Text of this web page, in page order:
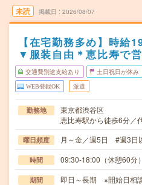
未読 掲載日 2026/08/07
【在宅勤務多め】時給
▼服装自由＊恵比寿で
交通費別途支給あり 土日祝日が休み
WEB登録OK 派遣
勤務地
東京都渋谷区
恵比寿駅から徒歩6分／
曜日頻度 月～金／週5日 #週3日
時間 09:30-18:00（休憩60分
期間 即日～長期 ※開始日相